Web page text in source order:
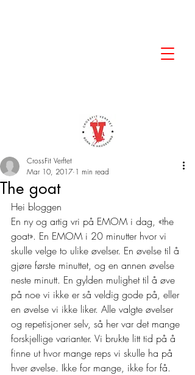
The goat
CrossFit Verftet
Mar 10, 2017 1 min read
Hei bloggen
En ny og artig vri på EMOM i dag, «the
goat». En EMOM i 20 minutter hvor vi
skulle velge to ulike øvelser. En øvelse til å
gjøre første minuttet, og en annen øvelse
neste minutt. En gylden mulighet til å øve
på noe vi ikke er så veldig gode på, eller
en øvelse vi ikke liker. Alle valgte øvelser
og repetisjoner selv, så her var det mange
forskjellige varianter. Vi brukte litt tid på å
finne ut hvor mange reps vi skulle ha på
hver øvelse. Ikke for mange, ikke for få.